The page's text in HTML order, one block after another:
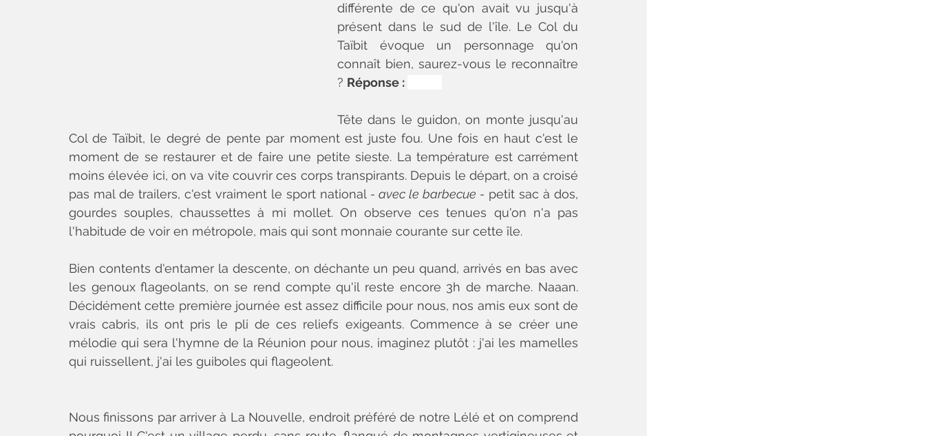
différente de ce qu'on avait vu jusqu'à
présent dans le sud de l'île. Le Col du
Taïbit évoque un personnage qu'on
connaît bien, saurez-vous le reconnaître
? Réponse :
Tête dans le guidon, on monte jusqu'au
Col de Taïbit, le degré de pente par moment est juste fou. Une fois en haut c'est le
moment de se restaurer et de faire une petite sieste. La température est carrément
moins élevée ici, on va vite couvrir ces corps transpirants. Depuis le départ, on a croisé
pas mal de trailers, c'est vraiment le sport national - avec le barbecue - petit sac à dos,
gourdes souples, chaussettes à mi mollet. On observe ces tenues qu'on n'a pas
l'habitude de voir en métropole, mais qui sont monnaie courante sur cette île.
Bien contents d'entamer la descente, on déchante un peu quand, arrivés en bas avec
les genoux flageolants, on se rend compte qu'il reste encore 3h de marche. Naaan.
Décidément cette première journée est assez difficile pour nous, nos amis eux sont de
vrais cabris, ils ont pris le pli de ces reliefs exigeants. Commence à se créer une
mélodie qui sera l'hymne de la Réunion pour nous, imaginez plutôt : j'ai les mamelles
qui ruissellent, j'ai les guiboles qui flageolent.
Nous finissons par arriver à La Nouvelle, endroit préféré de notre Lélé et on comprend